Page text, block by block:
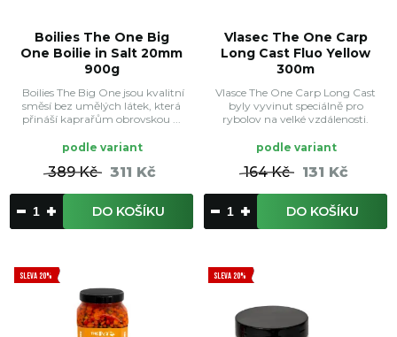
Boilies The One Big
One Boilie in Salt 20mm
900g
Boilies The Big One jsou kvalitní
směsí bez umělých látek, která
přináší kaprařům obrovskou ...
podle variant
389 Kč 311 Kč
DO KOŠÍKU
Vlasec The One Carp
Long Cast Fluo Yellow
300m
Vlasce The One Carp Long Cast
byly vyvinut speciálně pro
rybolov na velké vzdálenosti.
podle variant
164 Kč 131 Kč
DO KOŠÍKU
SLEVA 20% SLEVA 20%